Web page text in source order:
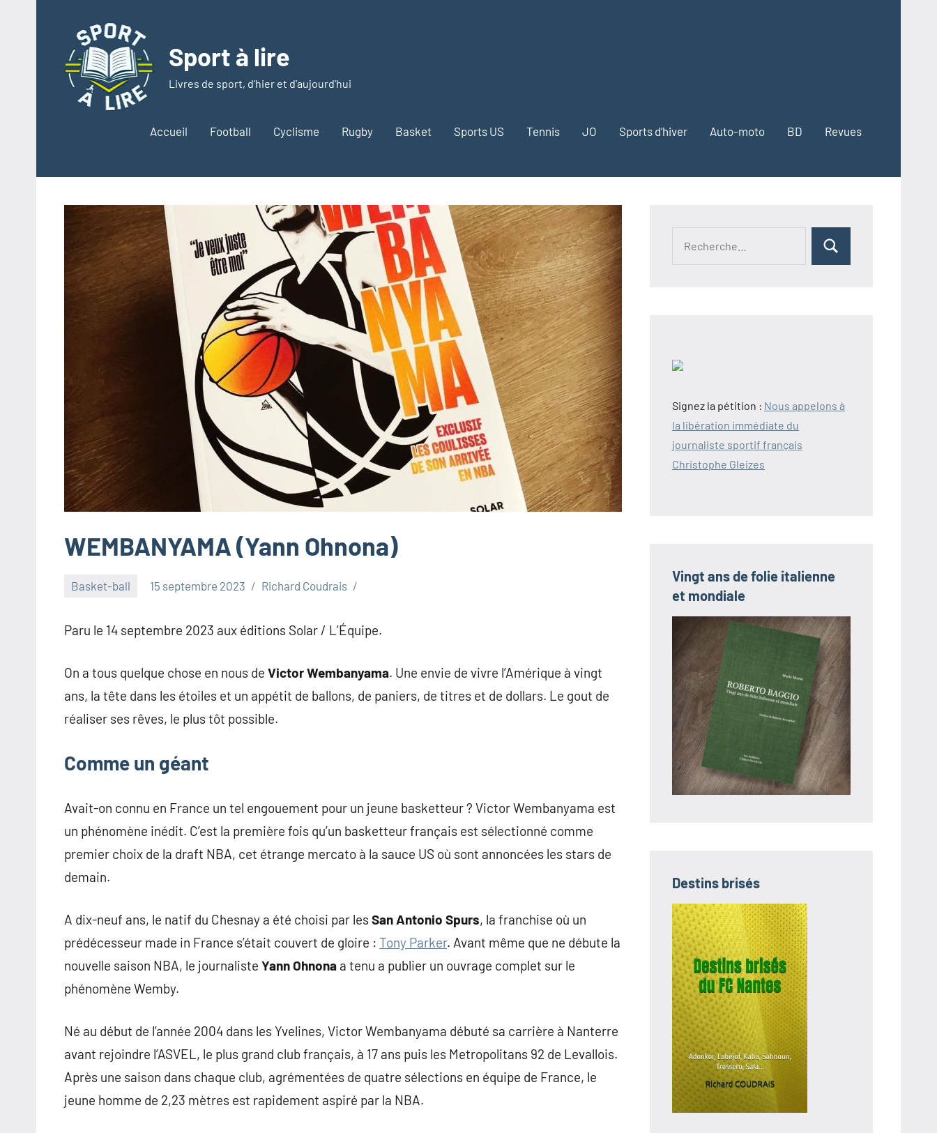
contenu
Sport à lire
Livres de sport, d'hier et d'aujourd'hui
Accueil Football Cyclisme Rugby Basket Sports US Tennis JO Sports d’hiver Auto-moto BD Revues
WEMBANYAMA (Yann Ohnona)
Basket-ball 15 septembre 2023 Richard Coudrais
Paru le 14 septembre 2023 aux éditions Solar / L’Équipe.
On a tous quelque chose en nous de Victor Wembanyama. Une envie de vivre l’Amérique à vingt
ans, la tête dans les étoiles et un appétit de ballons, de paniers, de titres et de dollars. Le gout de
réaliser ses rêves, le plus tôt possible.
Comme un géant
Avait-on connu en France un tel engouement pour un jeune basketteur ? Victor Wembanyama est
un phénomène inédit. C’est la première fois qu’un basketteur français est sélectionné comme
premier choix de la draft NBA, cet étrange mercato à la sauce US où sont annoncées les stars de
demain.
A dix-neuf ans, le natif du Chesnay a été choisi par lesSan Antonio Spurs, la franchise où un
prédécesseur made in France s’était couvert de gloire : Tony Parker. Avant même que ne débute la
nouvelle saison NBA, le journaliste Yann Ohnona a tenu a publier un ouvrage complet sur le
phénomène Wemby.
Né au début de l’année 2004 dans les Yvelines, Victor Wembanyama débuté sa carrière à Nanterre
avant rejoindre l’ASVEL, le plus grand club français, à 17 ans puis les Metropolitans 92 de Levallois.
Après une saison dans chaque club, agrémentées de quatre sélections en équipe de France, le
jeune homme de 2,23 mètres est rapidement aspiré par la NBA.
Rechercher
Signez la pétition : Nous appelons à
la libération immédiate du
journaliste sportif français
Christophe Gleizes
Vingt ans de folie italienne
et mondiale
Destins brisés